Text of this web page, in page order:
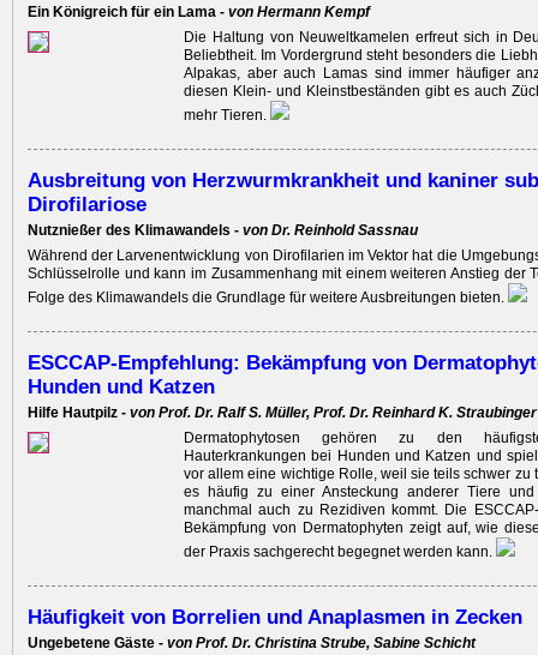
Ein Königreich für ein Lama - von Hermann Kempf
Die Haltung von Neuweltkamelen erfreut sich in
Beliebtheit. Im Vordergrund steht besonders die
Alpakas, aber auch Lamas sind immer häufiger
diesen Klein- und Kleinstbeständen gibt es auch
mehr Tieren.
Ausbreitung von Herzwurmkrankheit und kaniner
Dirofilariose
Nutznießer des Klimawandels - von Dr. Reinhold Sassnau
Während der Larvenentwicklung von Dirofilarien im Vektor hat die
Schlüsselrolle und kann im ­Zusammenhang mit einem weiteren Anstieg der
Folge des Klimawandels die Grundlage für weitere Ausbreitungen bieten.
ESCCAP-Empfehlung: Bekämpfung von
Hunden und Katzen
Hilfe Hautpilz - von Prof. Dr. Ralf S. Müller, Prof. Dr. Reinhard K. Straubinger
Dermatophytosen gehören zu den
Hauterkrankungen bei Hunden und Katzen und
vor allem eine wichtige Rolle, weil sie teils schwer zu
es häufig zu einer Ansteckung anderer Tiere
manchmal auch zu Rezidiven kommt. Die
Bekämpfung von Dermatophyten zeigt auf, wie
der Praxis sachgerecht begegnet werden kann.
Häufigkeit von Borrelien und Anaplasmen in Zecken
Ungebetene Gäste - von Prof. Dr. Christina Strube, Sabine Schicht